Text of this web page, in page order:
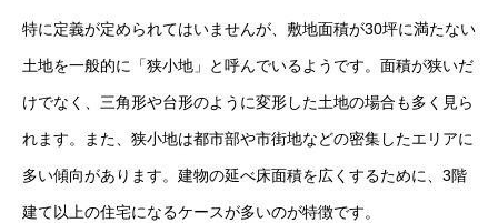
特に定義が定められてはいませんが、敷地面積が30坪に満たない
土地を一般的に「狭小地」と呼んでいるようです。面積が狭いだ
けでなく、三角形や台形のように変形した土地の場合も多く見ら
れます。また、狭小地は都市部や市街地などの密集したエリアに
多い傾向があります。建物の延べ床面積を広くするために、3階
建て以上の住宅になるケースが多いのが特徴です。